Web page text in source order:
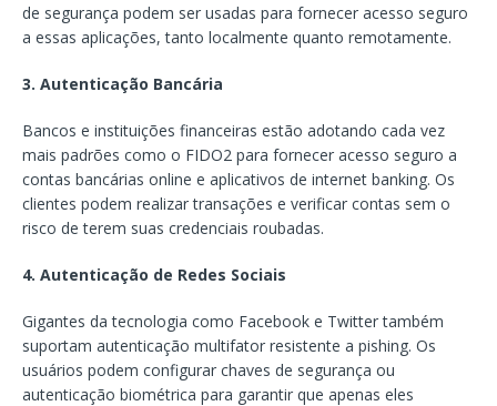
de segurança podem ser usadas para fornecer acesso seguro
a essas aplicações, tanto localmente quanto remotamente.
3. Autenticação Bancária
Bancos e instituições financeiras estão adotando cada vez
mais padrões como o FIDO2 para fornecer acesso seguro a
contas bancárias online e aplicativos de internet banking. Os
clientes podem realizar transações e verificar contas sem o
risco de terem suas credenciais roubadas.
4. Autenticação de Redes Sociais
Gigantes da tecnologia como Facebook e Twitter também
suportam autenticação multifator resistente a pishing. Os
usuários podem configurar chaves de segurança ou
autenticação biométrica para garantir que apenas eles